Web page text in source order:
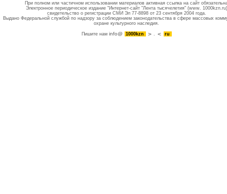
При полном или частичном использовании материалов активная ссылка на сайт
Электронное периодическое издание "Интернет-сайт "Лента тысячелетия" (www. 1000kzn.ru)
свидетельство о регистрации СМИ Эл 77-8898 от 23 сентября 2004 года.
Выдано Федеральной службой по надзору за соблюдением законодательства в сфере массовых
охране культурного наследия.
Пишите намinfo@ 1000kzn . ru